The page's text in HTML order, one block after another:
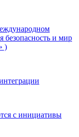
безопасность и мир
)
с инициативы